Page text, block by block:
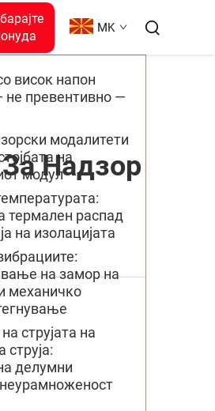
MK
Надзор
висок напон
не превентивно —
модалитети
на
модул
термален распад
на изолацијата
на замор на
механичко
струјата на
струја:
делумни